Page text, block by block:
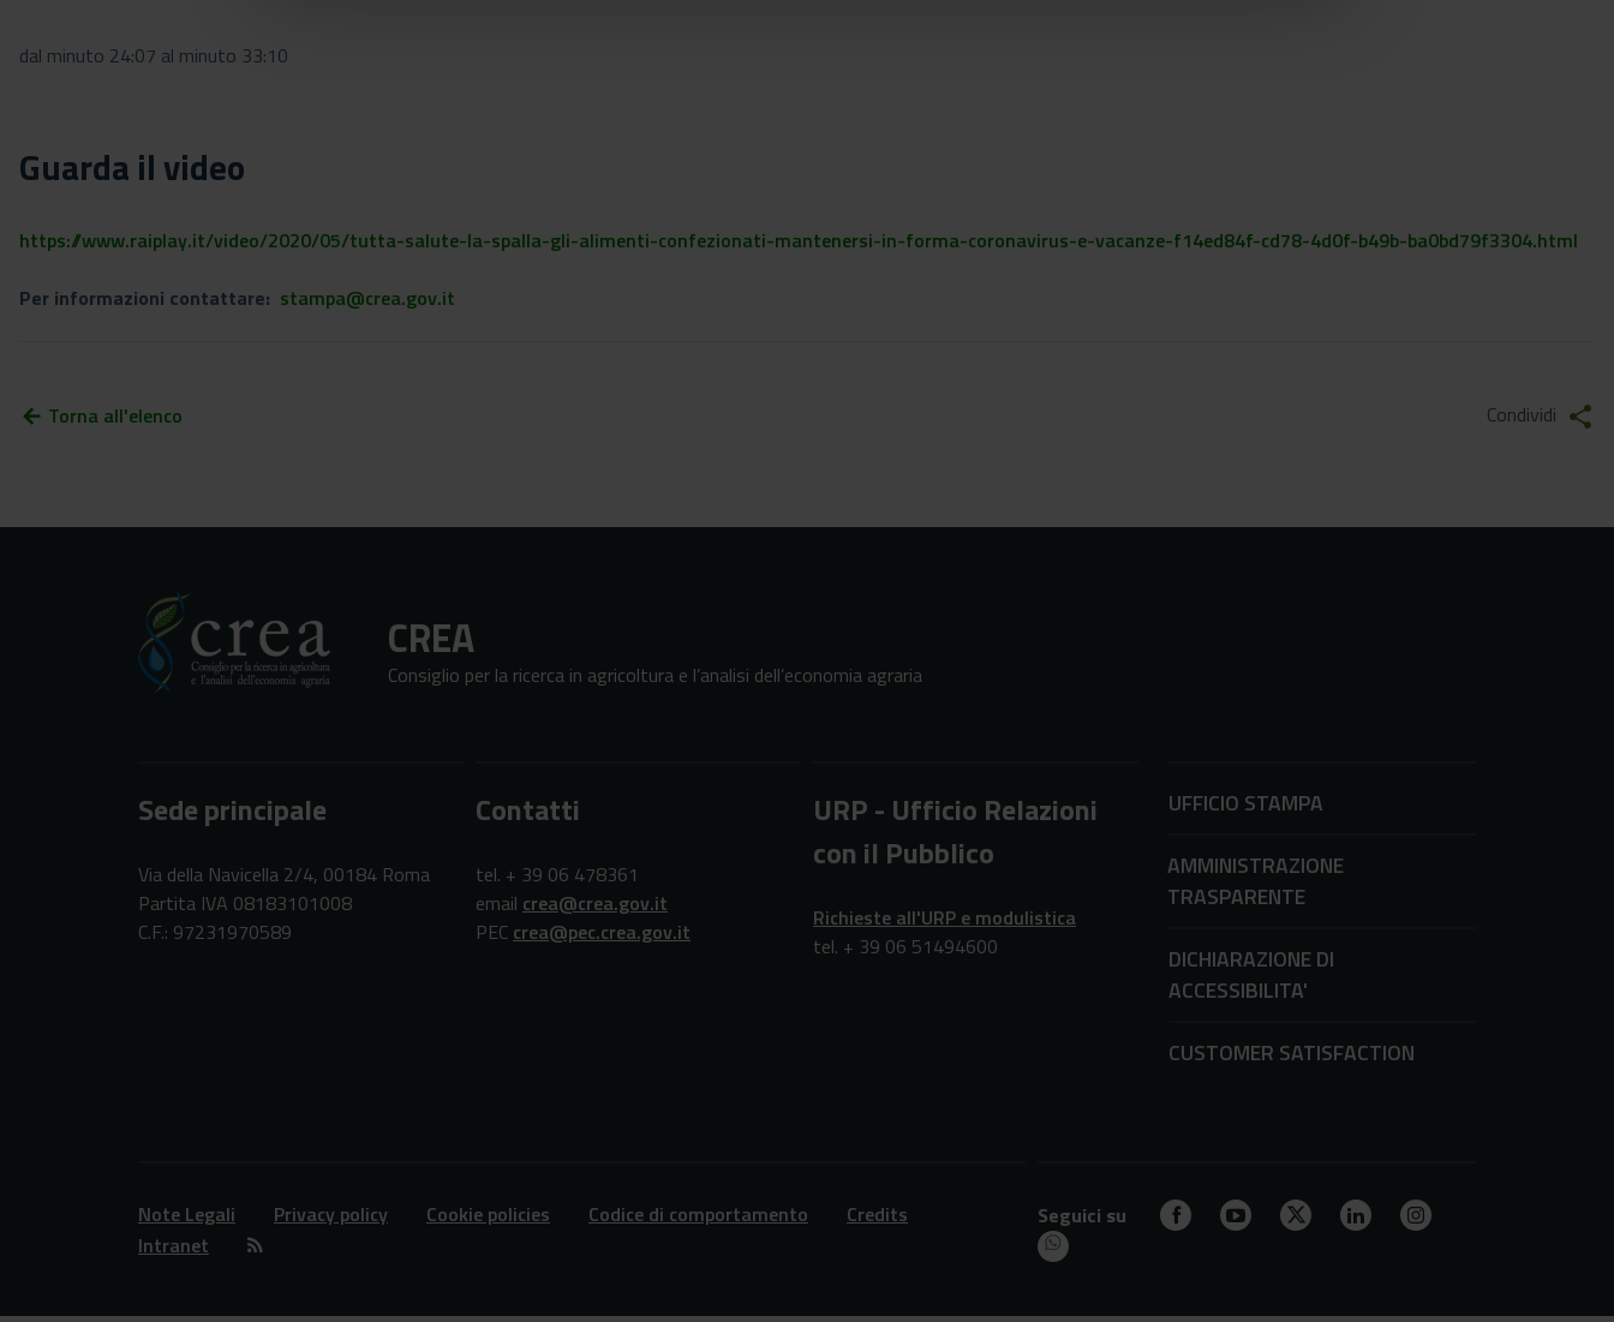
dal minuto 24:07 al minuto 33:10
Guarda il video
https://www.raiplay.it/video/2020/05/tutta-salute-la-spalla-gli-alimenti-confezionati-mantenersi-in-forma-coronavirus-e-vacanze-f14ed84f-cd78-4d0f-b49b-ba0bd79f3304.html
Per informazioni contattare: stampa@crea.gov.it
arrow_back Torna all'elenco Condividi share
CREA
Consiglio per la ricerca in agricoltura e l’analisi dell’economia agraria
Sede principale
Via della Navicella 2/4, 00184 Roma
Partita IVA 08183101008
C.F.: 97231970589
Contatti
tel. + 39 06 478361
email crea@crea.gov.it
PEC crea@pec.crea.gov.it
URP - Ufficio Relazioni
con il Pubblico
Richieste all'URP e modulistica
tel. + 39 06 51494600
UFFICIO STAMPA
AMMINISTRAZIONE
TRASPARENTE
DICHIARAZIONE DI
ACCESSIBILITA'
CUSTOMER SATISFACTION
Note Legali Privacy policy Cookie policies Codice di comportamento
Credits
Intranet
Seguici su